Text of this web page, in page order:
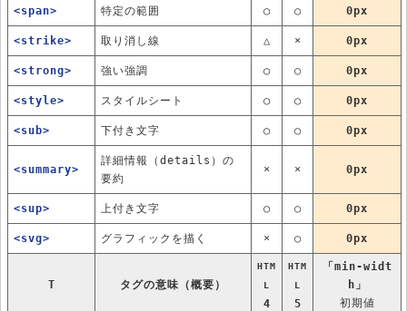
<span> 特定の範囲 ○ ○ 0px
<strike> 取り消し線 △ × 0px
<strong> 強い強調 ○ ○ 0px
<style> スタイルシート ○ ○ 0px
<sub> 下付き文字 ○ ○ 0px
<summary>
詳細情報（details）の
要約
× × 0px
<sup> 上付き文字 ○ ○ 0px
<svg> グラフィックを描く × ○ 0px
T タグの意味（概要）
HTM
L
4
HTM
L
5
「min-widt
h」
初期値